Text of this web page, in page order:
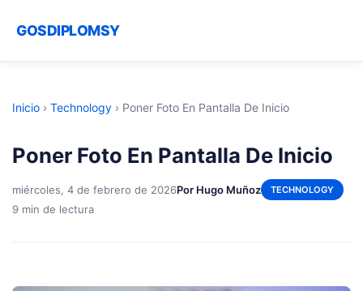
GOSDIPLOMSY
Inicio › Technology › Poner Foto En Pantalla De Inicio
Poner Foto En Pantalla De Inicio
miércoles, 4 de febrero de 2026Por Hugo Muñoz TECHNOLOGY
9 min de lectura